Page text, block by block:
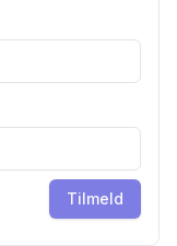
Tilmeld